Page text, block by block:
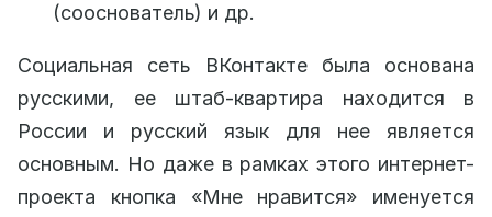
(сооснователь) и др.
Социальная сеть ВКонтакте была основана
русскими, ее штаб-квартира находится в
России и русский язык для нее является
основным. Но даже в рамках этого интернет-
проекта кнопка «Мне нравится» именуется